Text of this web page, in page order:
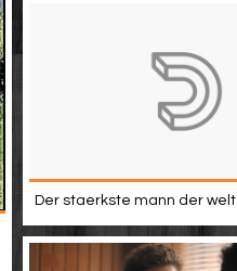
Der staerkste mann der welt